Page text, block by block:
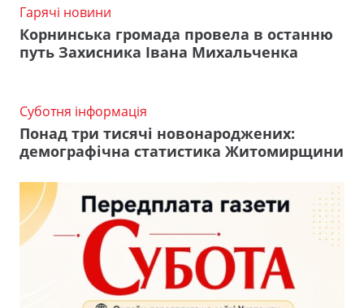
Гарячі новини
Корнинська громада провела в останню
путь Захисника Івана Михальченка
Суботня інформація
Понад три тисячі новонароджених:
демографічна статистика Житомирщини